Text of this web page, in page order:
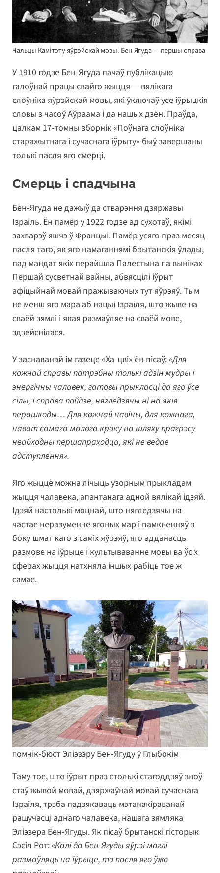
Чальцы Камітэту яўрэйскай мовы. Бен-Ягуда — першы справа
У 1910 годзе Бен-Ягуда пачаў публікацыю
галоўнай працы свайго жыцця — вялікага
слоўніка яўрэйскай мовы, які ўключаў усе іўрыцкія
словы з часоў Аўраама і да нашых дзён. Праўда,
цалкам 17-томны зборнік «Поўнага слоўніка
старажытнага і сучаснага іўрыту» быў завершаны
толькі пасля яго смерці.
Смерць і спадчына
Бен-Ягуда не дажыў да стварэння дзяржавы
Ізраіль. Ён памёр у 1922 годзе ад сухотаў, якімі
захварэў яшчэ ў Францыі. Памёр усяго праз месяц
пасля таго, як яго намаганнямі брытанскія ўлады,
пад мандат якіх перайшла Палестына па выніках
Першай сусветнай вайны, абвясцілі іўрыт
афіцыйнай мовай пражываючых тут яўрэяў. Тым
не менш яго мара аб нацыі Ізраіля, што жыве на
сваёй зямлі і якая размаўляе на сваёй мове,
здзейснілася.
У заснаванай ім газеце «Ха-цві» ён пісаў:«Для
кожнай справы патрэбны толькі адзін мудры і
энергічны чалавек, гатовы прыкласці да яго ўсе
сілы, і справа пойдзе, нягледзячы ні на якія
перашкоды… Для кожнай навіны, для кожнага,
нават самага малога кроку на шляху прагрэсу
неабходны першапраходца, які не ведае
адступлення».
Яго жыццё можна лічыць узорным прыкладам
жыцця чалавека, апантанага адной вялікай ідэяй.
Ідэяй настолькі моцнай, што нягледзячы на
частае неразуменне ягоных мар і памкненняў з
боку шмат каго з саміх яўрэяў, яго адданасць
размове на іўрыце і культываванне мовы ва ўсіх
сферах жыцця натхняла іншых рабіць тое ж
самае.
Помнік-бюст Эліэзэру Бен-Ягуду ў Глыбокім
Таму тое, што іўрыт праз столькі стагоддзяў зноў
стаў жывой мовай, дзяржаўнай мовай сучаснага
Ізраіля, трэба падзякаваць мэтанакіраванай
рашучасці аднаго чалавека, нашага зямляка
Эліэзера Бен-Ягуды. Як пісаў брытанскі гісторык
Сэсіл Рот:«Калі да Бен-Ягуды яўрэі маглі
размаўляць на іўрыце, то пасля яго ўжо